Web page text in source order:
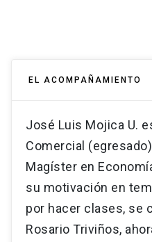
EL ACOMPAÑAMIENTO
José Luis Mojica U.
Comercial
Magíster en
su motivación en
por hacer clases, se
Rosario Triviños,